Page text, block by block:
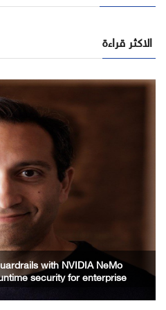
الاكثر قراءة
Global Scale with
21.9 Billion and Net Profit of
in H1 2026